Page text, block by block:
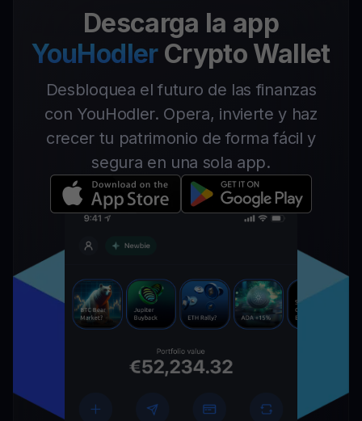
Descarga la app
YouHodler Crypto Wallet
Desbloquea el futuro de las finanzas
con YouHodler. Opera, invierte y haz
crecer tu patrimonio de forma fácil y
segura en una sola app.